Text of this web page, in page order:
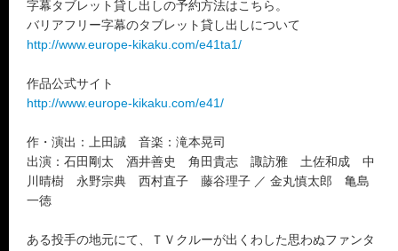
字幕タブレット貸し出しの予約方法はこちら。
バリアフリー字幕のタブレット貸し出しについて
http://www.europe-kikaku.com/e41ta1/
作品公式サイト
http://www.europe-kikaku.com/e41/
作・演出：上田誠 音楽：滝本晃司
出演：石田剛太 酒井善史 角田貴志 諏訪雅 土佐和成 中
川晴樹 永野宗典 西村直子 藤谷理子 ／ 金丸慎太郎 亀島
一徳
ある投手の地元にて、ＴＶクルーが出くわした思わぬファンタ